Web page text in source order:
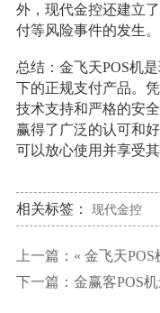
外，现代金控还建立
付等风险事件的发生。
总结：金飞天POS机
下的正规支付产品。
技术支持和严格的安
赢得了广泛的认可和
可以放心使用并享受
相关标签： 现代金控
上一篇：« 金飞天POS
下一篇： 金赢客POS